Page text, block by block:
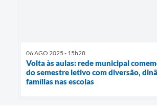
06 AGO 2025 - 15h28
Volta às aulas: rede municipal
do semestre letivo com diversão,
famílias nas escolas